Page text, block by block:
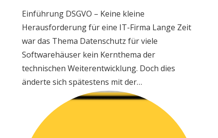
Einführung DSGVO – Keine kleine
Herausforderung für eine IT-Firma Lange Zeit
war das Thema Datenschutz für viele
Softwarehäuser kein Kernthema der
technischen Weiterentwicklung. Doch dies
änderte sich spätestens mit der…